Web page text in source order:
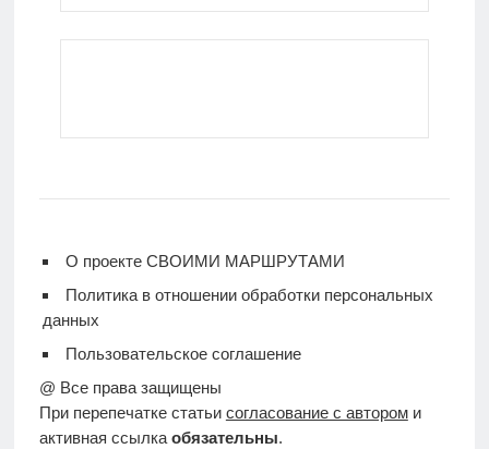
О проекте СВОИМИ МАРШРУТАМИ
Политика в отношении обработки персональных
данных
Пользовательское соглашение
@ Все права защищены
При перепечатке статьи согласование с автороми
активная ссылка обязательны.